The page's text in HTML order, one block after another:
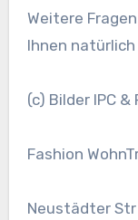
Weitere
Ihnen
(c) Bilder IPC
Fashion
Neustädter